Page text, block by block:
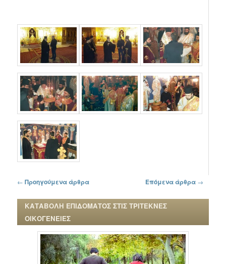
Πλοήγηση στα άρθρα
← Προηγούμενα άρθρα Επόμενα άρθρα →
ΚΑΤΑΒΟΛΗ ΕΠΙΔΟΜΑΤΟΣ ΣΤΙΣ ΤΡΙΤΕΚΝΕΣ
ΟΙΚΟΓΕΝΕΙΕΣ